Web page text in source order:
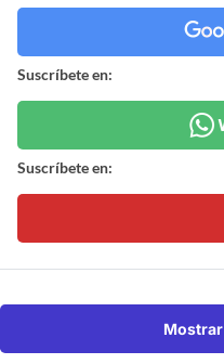
Suscríbete en:
Suscríbete en: